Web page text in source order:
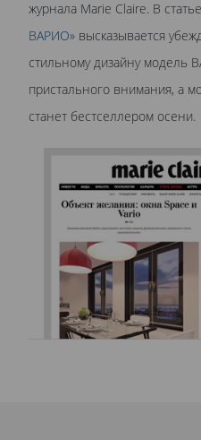
журнала Marie Claire. В статье
ВАРИО» высказывается
стильному дизайну модель
пристального внимания, а
станет бестселлером осени.